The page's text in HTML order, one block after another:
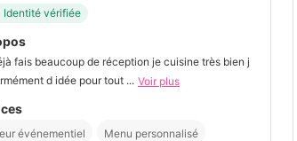
Identité vérifiée
fais beaucoup de réception je cuisine très bien j
d idée pour tout ... Voir plus
événementiel Menu personnalisé